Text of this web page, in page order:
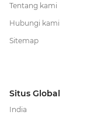
Tentang kami
Hubungi kami
Sitemap
Situs Global
India